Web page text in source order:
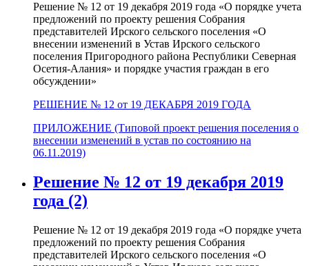
Решение № 12 от 19 декабря 2019 года «О порядке учета
предложений по проекту решения Собрания
представителей Ирского сельского поселения «О
внесении изменений в Устав Ирского сельского
поселения Пригородного района Республики Северная
Осетия-Алания» и порядке участия граждан в его
обсуждении»
РЕШЕНИЕ № 12 от 19 ДЕКАБРЯ 2019 ГОДА
ПРИЛОЖЕНИЕ (Типовой проект решения поселения о
внесении изменений в устав по состоянию на
06.11.2019)
Решение № 12 от 19 декабря 2019
года (2)
Решение № 12 от 19 декабря 2019 года «О порядке учета
предложений по проекту решения Собрания
представителей Ирского сельского поселения «О